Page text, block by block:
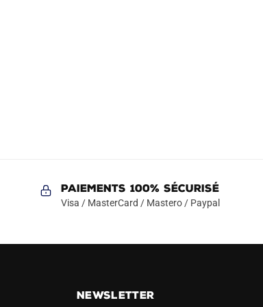
Paiements 100% Sécurisé
Visa / MasterCard / Mastero / Paypal
NEWSLETTER